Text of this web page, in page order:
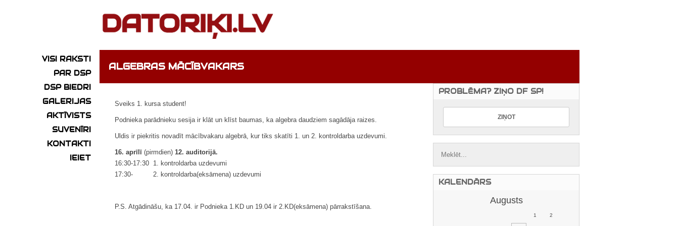
VISI RAKSTI
PAR DSP
DSP BIEDRI
GALERIJAS
AKTĪVISTS
SUVENĪRI
KONTAKTI
IEIET
ALGEBRAS MĀCĪBVAKARS
Sveiks 1. kursa student!
Podnieka parādnieku sesija ir klāt un klīst baumas, ka algebra daudziem sagādāja raizes.
Uldis ir piekritis novadīt mācībvakaru algebrā, kur tiks skatīti 1. un 2. kontroldarba uzdevumi.
16. aprīlī (pirmdien) 12. auditorijā.
16:30-17:30 1. kontroldarba uzdevumi
17:30- 2. kontroldarba(eksāmena) uzdevumi
P.S. Atgādināšu, ka 17.04. ir Podnieka 1.KD un 19.04 ir 2.KD(eksāmena) pārrakstīšana.
PROBLĒMA? ZIŅO DF SP!
KALENDĀRS
Augusts
1 2